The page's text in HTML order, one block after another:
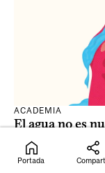
ACADEMIA
El agua no es
nos atraviesa y
Portada